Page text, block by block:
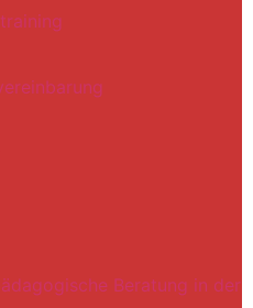
Beratung in der